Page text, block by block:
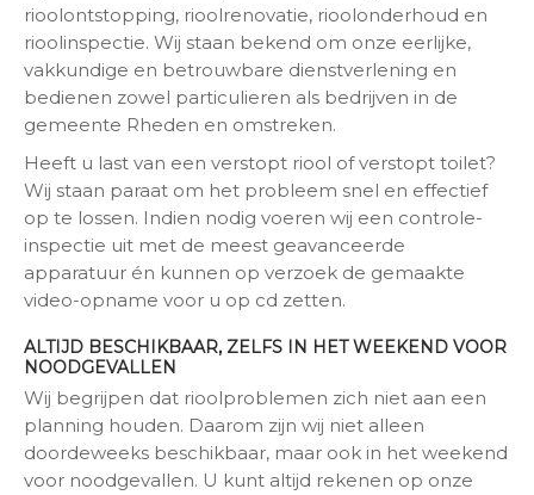
rioolontstopping, rioolrenovatie, rioolonderhoud en
rioolinspectie. Wij staan bekend om onze eerlijke,
vakkundige en betrouwbare dienstverlening en
bedienen zowel particulieren als bedrijven in de
gemeente Rheden en omstreken.
Heeft u last van een verstopt riool of verstopt toilet?
Wij staan paraat om het probleem snel en effectief
op te lossen. Indien nodig voeren wij een controle-
inspectie uit met de meest geavanceerde
apparatuur én kunnen op verzoek de gemaakte
video-opname voor u op cd zetten.
ALTIJD BESCHIKBAAR, ZELFS IN HET WEEKEND VOOR
NOODGEVALLEN
Wij begrijpen dat rioolproblemen zich niet aan een
planning houden. Daarom zijn wij niet alleen
doordeweeks beschikbaar, maar ook in het weekend
voor noodgevallen. U kunt altijd rekenen op onze